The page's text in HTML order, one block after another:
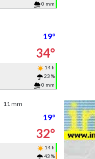
0 mm
19°
34°
14 h
23 %
0 mm
11 mm
19°
32°
14 h
43 %